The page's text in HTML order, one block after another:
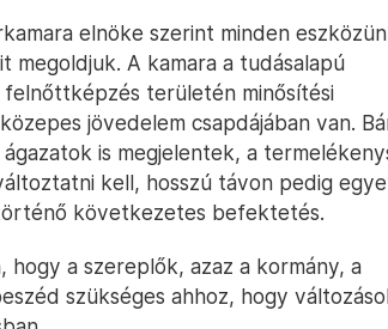
elnöke szerint minden
megoldjuk. A kamara a tudásalapú
területén minősítési
jövedelem csapdájában van.
is megjelentek, a
kell, hosszú távon pedig
következetes befektetés.
a szereplők, azaz a kormány, a
szükséges ahhoz, hogy